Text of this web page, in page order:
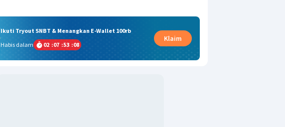
Ikuti Tryout SNBT & Menangkan E-Wallet 100rb
Habis dalam
02 :07 :53 :08
Klaim